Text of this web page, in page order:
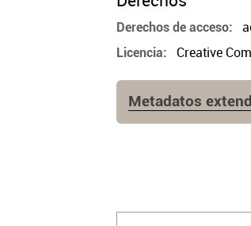
Derechos de acceso
Licencia Creative
Metadatos